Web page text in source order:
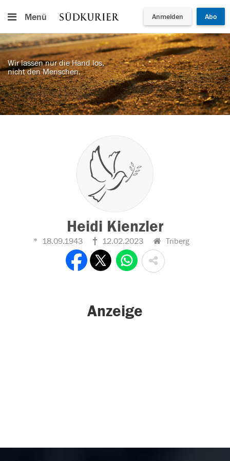
Menü Anmelden Abo
Wir lassen nur die Hand los,
nicht den Menschen.
Heidi Kienzler
18.09.1943 12.02.2023 Triberg
Anzeige